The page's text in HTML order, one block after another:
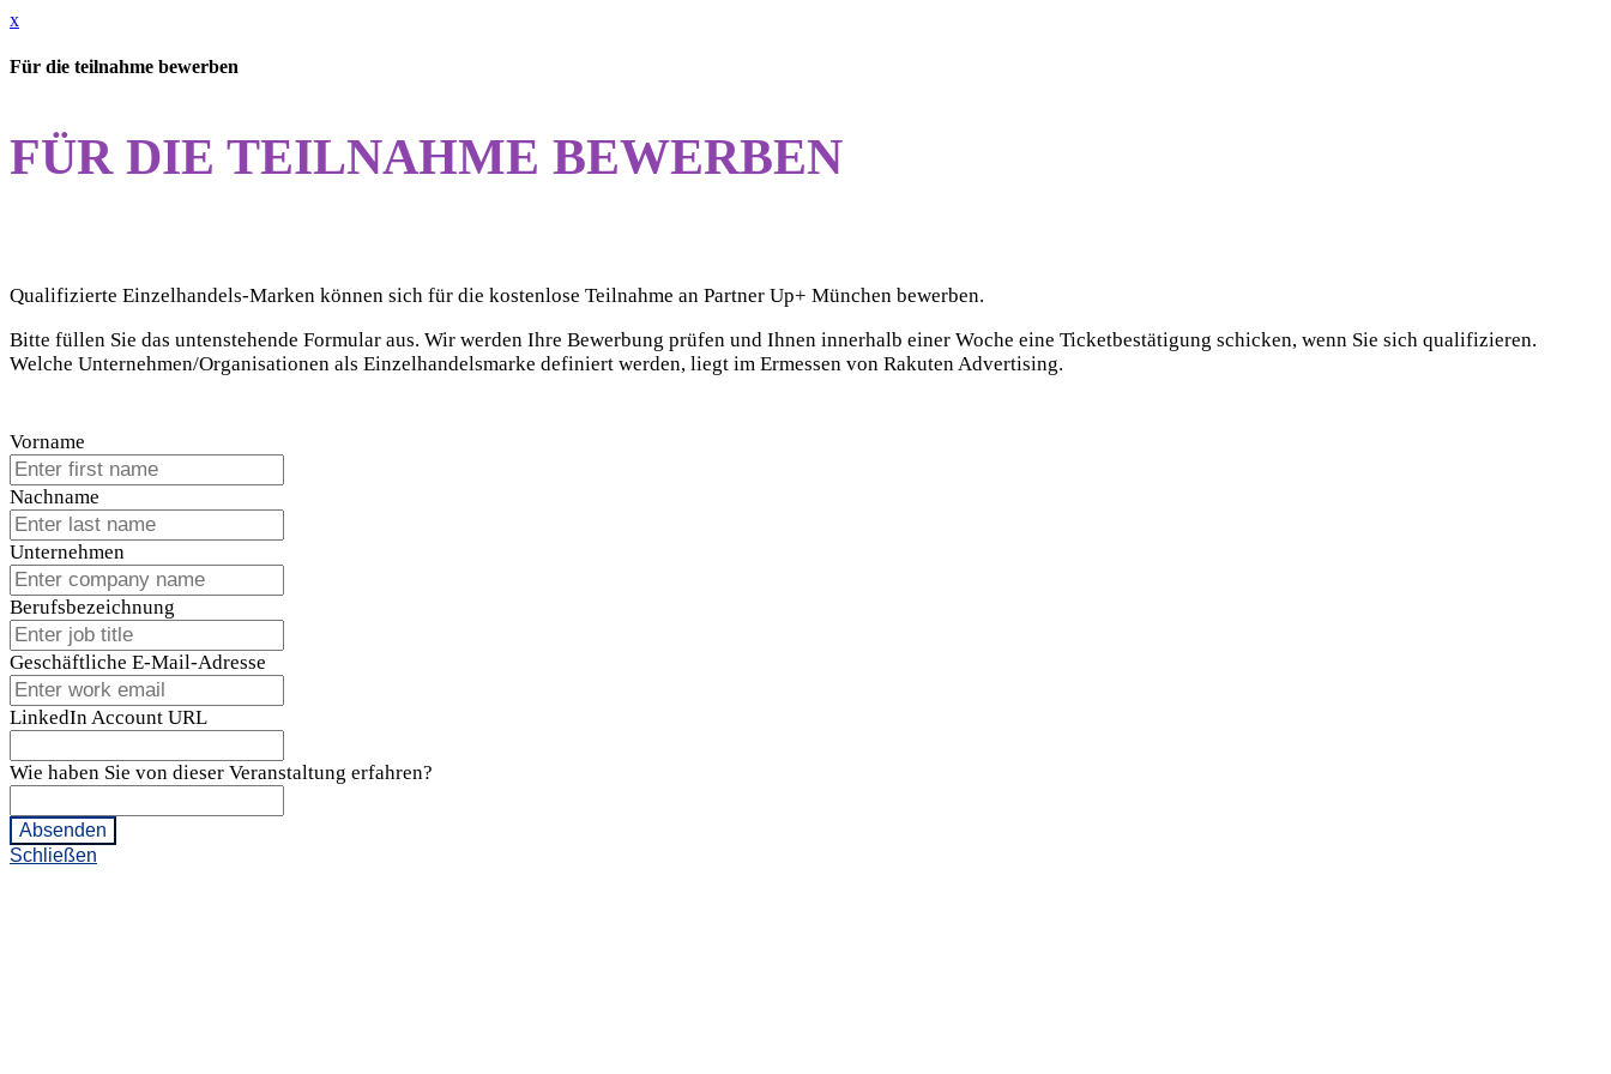
x
Für die teilnahme bewerben
FÜR DIE TEILNAHME BEWERBEN
Qualifizierte Einzelhandels-Marken können sich für die kostenlose Teilnahme an Partner Up+ München bewerben.
Bitte füllen Sie das untenstehende Formular aus. Wir werden Ihre Bewerbung prüfen und Ihnen innerhalb einer Woche eine Ticketbestätigung schicken, wenn Sie sich qualifizieren.
Welche Unternehmen/Organisationen als Einzelhandelsmarke definiert werden, liegt im Ermessen von Rakuten Advertising.
Vorname
Nachname
Unternehmen
Berufsbezeichnung
Geschäftliche E-Mail-Adresse
LinkedIn Account URL
Wie haben Sie von dieser Veranstaltung erfahren?
Absenden
Schließen